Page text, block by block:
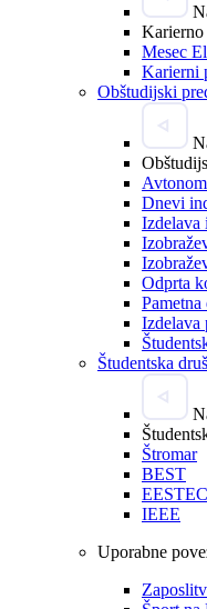
Karierno
Mesec
Karierni
Obštudijski
Dnevi
Izdelava
Odprta
Izdelava
Študentska
Štromar
BEST
EESTEC
IEEE
Uporabne